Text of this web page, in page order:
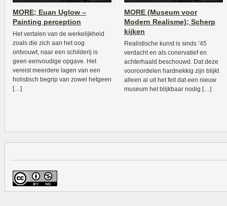
MORE; Euan Uglow –
Painting perception
Het vertalen van de werkelijkheid
zoals die zich aan het oog
ontvouwt, naar een schilderij is
geen eenvoudige opgave. Het
vereist meerdere lagen van een
holistisch begrip van zowel hetgeen
[…]
MORE (Museum voor
Modern Realisme); Scherp
kijken
Realistische kunst is sinds ’45
verdacht en als conervatief en
achterhaald beschouwd. Dat deze
vooroordelen hardnekkig zijn blijkt
alleen al uit het feit dat een nieuw
museum het blijkbaar nodig […]